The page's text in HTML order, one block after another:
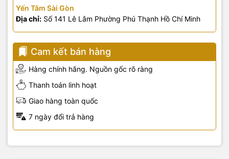
Yến Tâm Sài Gòn
Địa chỉ: Số 141 Lê Lâm Phường Phú Thạnh Hồ Chí Minh
Cam kết bán hàng
Hàng chính hãng. Nguồn gốc rõ ràng
Thanh toán linh hoạt
Giao hàng toàn quốc
7 ngày đổi trả hàng